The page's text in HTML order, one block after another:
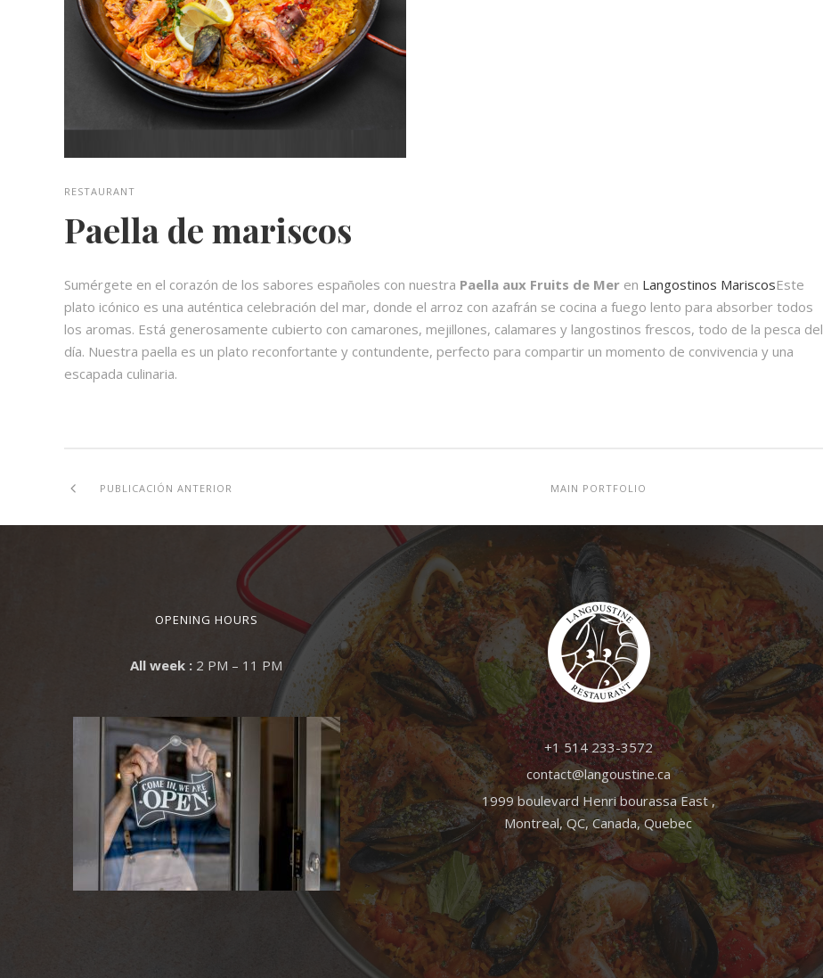
RESTAURANT
Paella de mariscos
Sumérgete en el corazón de los sabores españoles con nuestra Paella aux Fruits de Mer en Langostinos MariscosEste
plato icónico es una auténtica celebración del mar, donde el arroz con azafrán se cocina a fuego lento para absorber todos
los aromas. Está generosamente cubierto con camarones, mejillones, calamares y langostinos frescos, todo de la pesca del
día. Nuestra paella es un plato reconfortante y contundente, perfecto para compartir un momento de convivencia y una
escapada culinaria.
PUBLICACIÓN ANTERIOR MAIN PORTFOLIO
OPENING HOURS
All week : 2 PM – 11 PM
+1 514 233-3572
contact@langoustine.ca
1999 boulevard Henri bourassa East ,
Montreal, QC, Canada, Quebec